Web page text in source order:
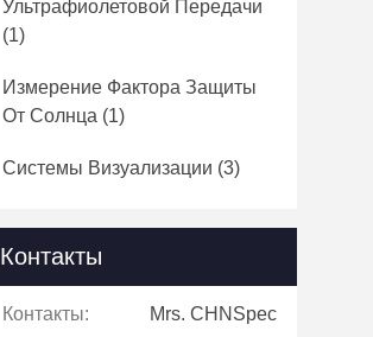
Ультрафиолетовой Передачи
(1)
Измерение Фактора Защиты
От Солнца (1)
Системы Визуализации (3)
Контакты
Контакты: Mrs. CHNSpec